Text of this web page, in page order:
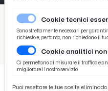
/
/
/
Nasce nuova realtà pallavolistica 'Montegranaro &
Cookie tecnici
Sono strettamente necessari per
richiesto e, pertanto, non richiedono il
Cookie analitici
Ci permettono di misurare il traffico e
migliorare il nostro servizio.
Puoi resettare le tue scelte
Basket
Ciclismo